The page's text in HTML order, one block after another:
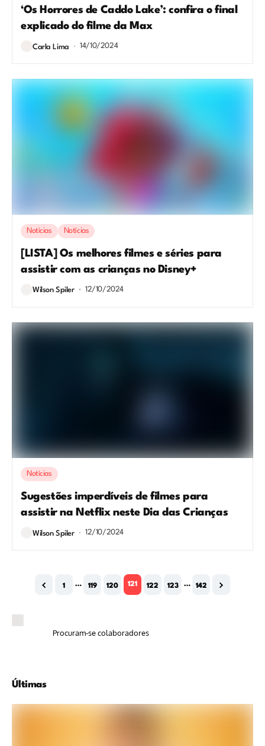
‘Os Horrores de Caddo Lake’: confira o final
explicado do filme da Max
Carla Lima 14/10/2024
Notícias Notícias
[LISTA] Os melhores filmes e séries para
assistir com as crianças no Disney+
Wilson Spiler 12/10/2024
Notícias
Sugestões imperdíveis de filmes para
assistir na Netflix neste Dia das Crianças
Wilson Spiler 12/10/2024
1 … 119 120 121 122 123 … 142
Procuram-se colaboradores
Últimas